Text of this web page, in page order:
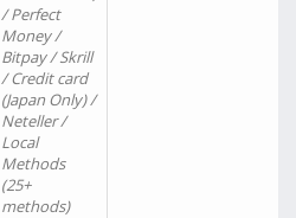
/ Perfect
Money /
Bitpay / Skrill
/ Credit card
(Japan Only) /
Neteller /
Local
Methods
(25+
methods)